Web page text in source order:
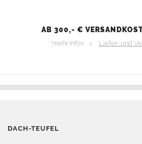
AB 300,- €
*mehr Infos > Liefer- und
DACH-TEUFEL